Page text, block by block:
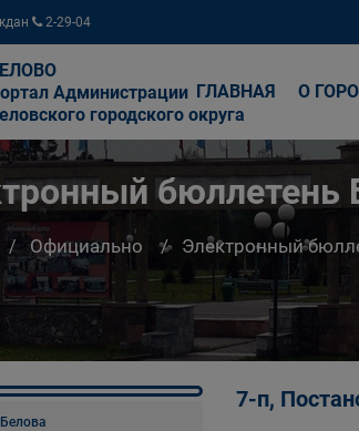
2-29-04
Администрации
городского округа
ГЛАВНАЯ О
бюллетень
Официально Электронный
7-п,